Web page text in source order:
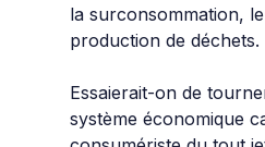
la surconsommation,
production de déchets.
Essaierait-on de
système économique